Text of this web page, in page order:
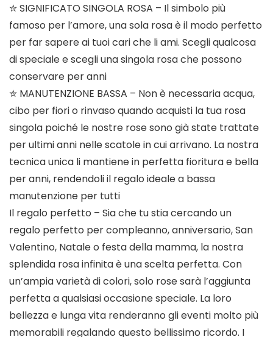
✮ SIGNIFICATO SINGOLA ROSA – Il simbolo più
famoso per l’amore, una sola rosa è il modo perfetto
per far sapere ai tuoi cari che li ami. Scegli qualcosa
di speciale e scegli una singola rosa che possono
conservare per anni
✮ MANUTENZIONE BASSA – Non è necessaria acqua,
cibo per fiori o rinvaso quando acquisti la tua rosa
singola poiché le nostre rose sono già state trattate
per ultimi anni nelle scatole in cui arrivano. La nostra
tecnica unica li mantiene in perfetta fioritura e bella
per anni, rendendoli il regalo ideale a bassa
manutenzione per tutti
Il regalo perfetto – Sia che tu stia cercando un
regalo perfetto per compleanno, anniversario, San
Valentino, Natale o festa della mamma, la nostra
splendida rosa infinita è una scelta perfetta. Con
un’ampia varietà di colori, solo rose sarà l’aggiunta
perfetta a qualsiasi occasione speciale. La loro
bellezza e lunga vita renderanno gli eventi molto più
memorabili regalando questo bellissimo ricordo. I